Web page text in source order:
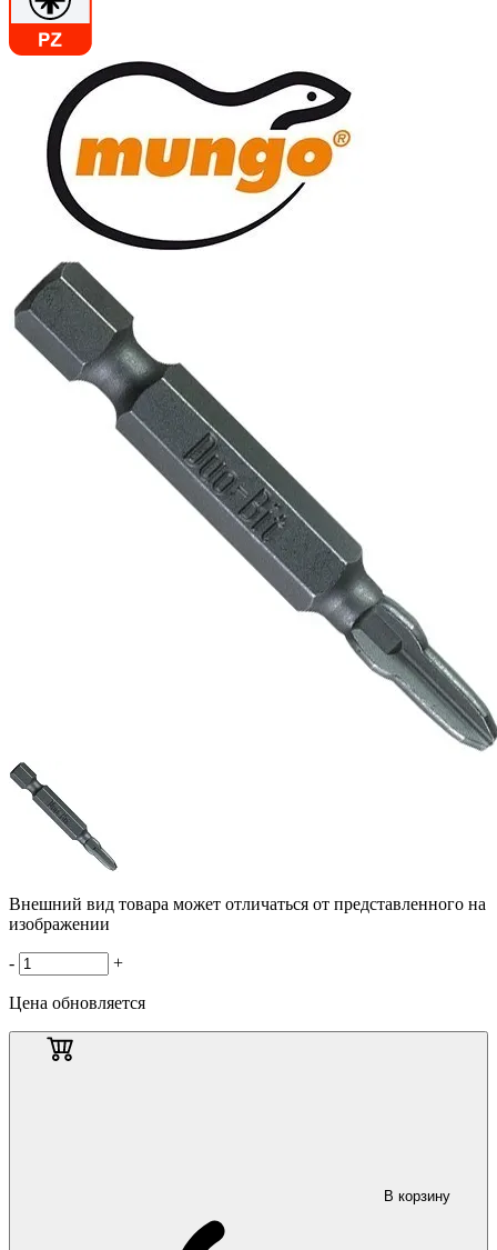
Внешний вид товара может отличаться от представленного на
изображении
- +
Цена обновляется
В корзину